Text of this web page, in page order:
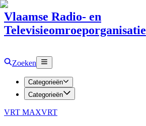
Vlaamse Radio- en
Televisieomroeporganisatie
Zoeken
Categorieën
Categorieën
VRT MAXVRT